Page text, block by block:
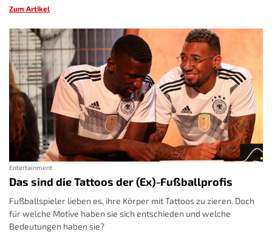
Zum Artikel
Entertainment
Das sind die Tattoos der (Ex)-Fußballprofis
Fußballspieler lieben es, ihre Körper mit Tattoos zu zieren. Doch
für welche Motive haben sie sich entschieden und welche
Bedeutungen haben sie?